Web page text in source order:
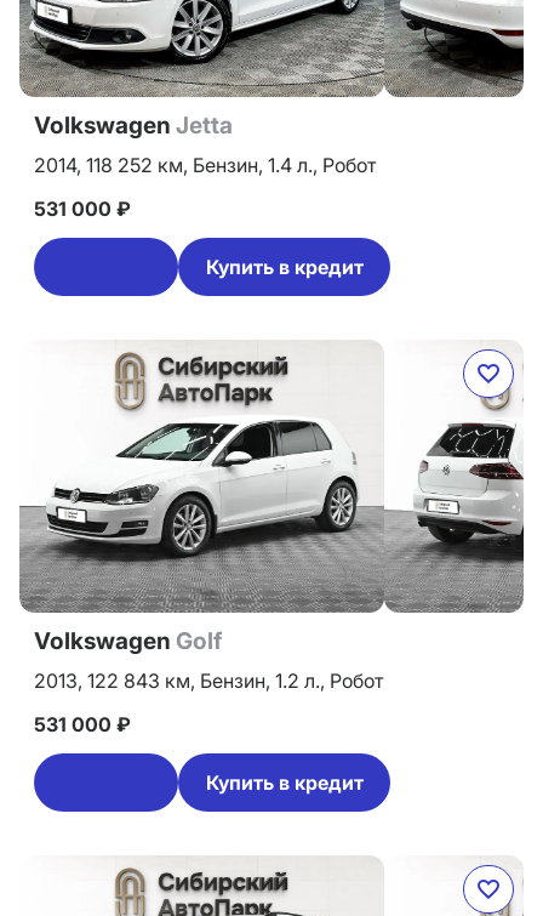
Volkswagen Jetta
2014, 118 252 км, Бензин, 1.4 л., Робот
531 000 ₽
Купить в кредит
Volkswagen Golf
2013, 122 843 км, Бензин, 1.2 л., Робот
531 000 ₽
Купить в кредит